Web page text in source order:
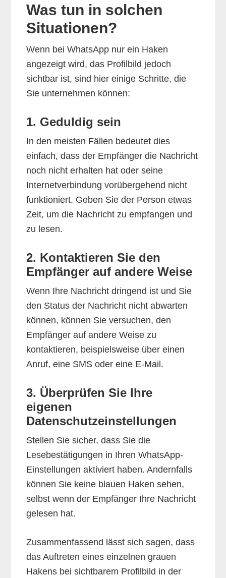
Was tun in solchen
Situationen?
Wenn bei WhatsApp nur ein Haken
angezeigt wird, das Profilbild jedoch
sichtbar ist, sind hier einige Schritte, die
Sie unternehmen können:
1. Geduldig sein
In den meisten Fällen bedeutet dies
einfach, dass der Empfänger die Nachricht
noch nicht erhalten hat oder seine
Internetverbindung vorübergehend nicht
funktioniert. Geben Sie der Person etwas
Zeit, um die Nachricht zu empfangen und
zu lesen.
2. Kontaktieren Sie den
Empfänger auf andere Weise
Wenn Ihre Nachricht dringend ist und Sie
den Status der Nachricht nicht abwarten
können, können Sie versuchen, den
Empfänger auf andere Weise zu
kontaktieren, beispielsweise über einen
Anruf, eine SMS oder eine E-Mail.
3. Überprüfen Sie Ihre
eigenen
Datenschutzeinstellungen
Stellen Sie sicher, dass Sie die
Lesebestätigungen in Ihren WhatsApp-
Einstellungen aktiviert haben. Andernfalls
können Sie keine blauen Haken sehen,
selbst wenn der Empfänger Ihre Nachricht
gelesen hat.
Zusammenfassend lässt sich sagen, dass
das Auftreten eines einzelnen grauen
Hakens bei sichtbarem Profilbild in der